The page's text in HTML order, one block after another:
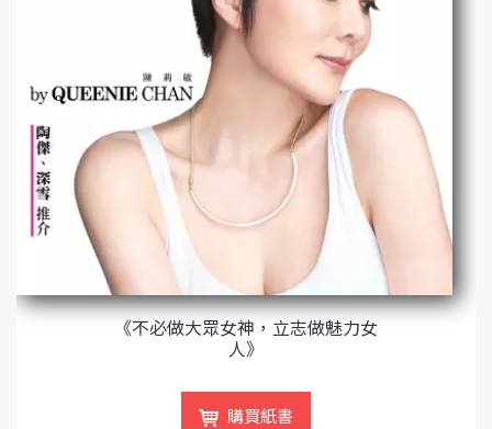
《不必做大眾女神，立志做魅力女
人》
購買紙書